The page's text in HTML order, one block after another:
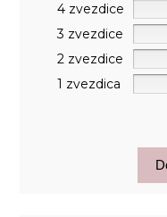
4 zvezdice
3 zvezdice
2 zvezdice
1 zvezdica